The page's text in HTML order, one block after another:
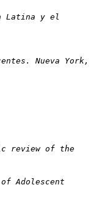
Latina y el
Nueva York,
review of the
Adolescent